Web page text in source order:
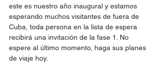
este es nuestro año inaugural y estamos
esperando muchos visitantes de fuera de
Cuba, toda persona en la lista de espera
recibirá una invitación de la fase 1. No
espere al último momento, haga sus planes
de viaje hoy.